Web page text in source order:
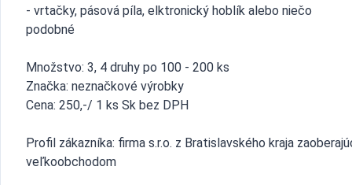
- vrtačky, pásová píla, elktronický hoblík alebo niečo
podobné
Množstvo: 3, 4 druhy po 100 - 200 ks
Značka: neznačkové výrobky
Cena: 250,-/ 1 ks Sk bez DPH
Profil zákazníka: firma s.r.o. z Bratislavského kraja
veľkoobchodom